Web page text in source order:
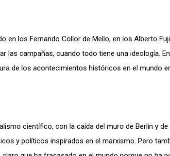
en los Fernando Collor de Mello, en los Alberto
las campañas, cuando todo tiene una ideología.
de los acontecimientos históricos en el mundo
científico, con la caída del muro de Berlín y de
y políticos inspirados en el marxismo. Pero